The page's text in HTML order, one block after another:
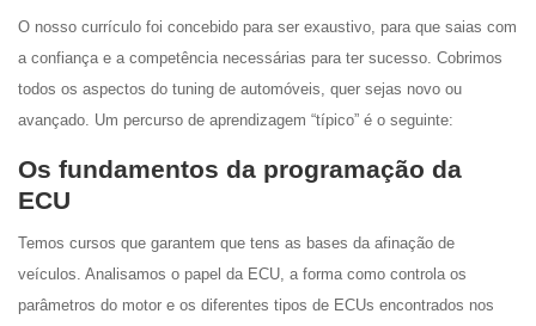
O nosso currículo foi concebido para ser exaustivo, para que saias com
a confiança e a competência necessárias para ter sucesso. Cobrimos
todos os aspectos do tuning de automóveis, quer sejas novo ou
avançado. Um percurso de aprendizagem “típico” é o seguinte:
Os fundamentos da programação da
ECU
Temos cursos que garantem que tens as bases da afinação de
veículos. Analisamos o papel da ECU, a forma como controla os
parâmetros do motor e os diferentes tipos de ECUs encontrados nos